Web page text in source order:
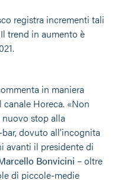
registra incrementi tali
trend in aumento è
in maniera
Horeca. «Non
stop alla
dovuto all’incognita
avanti il presidente di
Bonvicini – oltre
di piccole-medie